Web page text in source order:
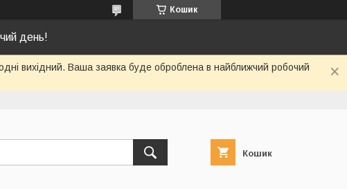
Кошик
день!
вихідний. Ваша заявка буде оброблена в найближчий робочий
Кошик